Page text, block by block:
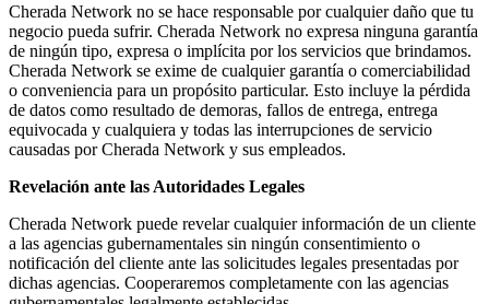
Cherada Network no se hace responsable por cualquier daño que tu
negocio pueda sufrir. Cherada Network no expresa ninguna garantía
de ningún tipo, expresa o implícita por los servicios que brindamos.
Cherada Network se exime de cualquier garantía o comerciabilidad
o conveniencia para un propósito particular. Esto incluye la pérdida
de datos como resultado de demoras, fallos de entrega, entrega
equivocada y cualquiera y todas las interrupciones de servicio
causadas por Cherada Network y sus empleados.
Revelación ante las Autoridades Legales
Cherada Network puede revelar cualquier información de un cliente
a las agencias gubernamentales sin ningún consentimiento o
notificación del cliente ante las solicitudes legales presentadas por
dichas agencias. Cooperaremos completamente con las agencias